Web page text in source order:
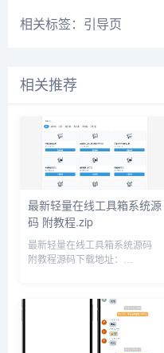
相关标签： 引导页
相关推荐
最新轻量在线工具箱系统源
码 附教程.zip
最新轻量在线工具箱系统源码
附教程源码下载地址：